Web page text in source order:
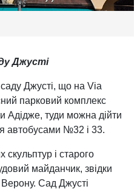
Джусті
Джусті, що на Via
парковий комплекс
Адідже, туди можна дійти
автобусами №32 і 33.
і старого
майданчик, звідки
Сад Джусті